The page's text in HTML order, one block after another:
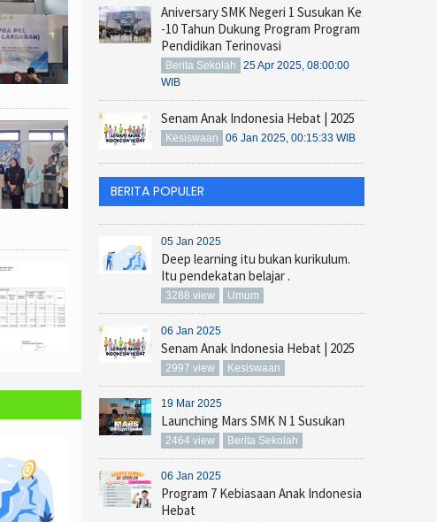
Aniversary SMK Negeri 1 Susukan Ke
-10 Tahun Dukung Program Program
Pendidikan Terinovasi
Berita Sekolah
25 Apr 2025, 08:00:00
WIB
Senam Anak Indonesia Hebat | 2025
Kesiswaan 06 Jan 2025, 00:15:33 WIB
BERITA POPULER
05 Jan 2025
Deep learning itu bukan kurikulum.
Itu pendekatan belajar .
3288 view Umum
06 Jan 2025
Senam Anak Indonesia Hebat | 2025
2997 view Kesiswaan
19 Mar 2025
Launching Mars SMK N 1 Susukan
2464 view Berita Sekolah
06 Jan 2025
Program 7 Kebiasaan Anak Indonesia
Hebat